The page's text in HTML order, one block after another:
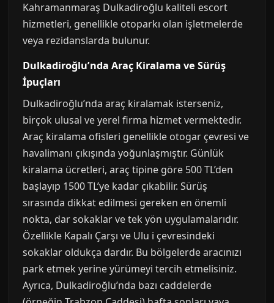
Kahramanmaraş Dulkadiroğlu kaliteli escort
hizmetleri, genellikle otoparkı olan işletmelerde
veya rezidanslarda bulunur.
Dulkadiroğlu’nda Araç Kiralama ve Sürüş
İpuçları
Dulkadiroğlu’nda araç kiralamak isterseniz,
birçok ulusal ve yerel firma hizmet vermektedir.
Araç kiralama ofisleri genellikle otogar çevresi ve
havalimanı çıkışında yoğunlaşmıştır. Günlük
kiralama ücretleri, araç tipine göre 500 TL’den
başlayıp 1500 TL’ye kadar çıkabilir. Sürüş
sırasında dikkat edilmesi gereken en önemli
nokta, dar sokaklar ve tek yön uygulamalarıdır.
Özellikle Kapalı Çarşı ve Ulu i çevresindeki
sokaklar oldukça dardır. Bu bölgelerde aracınızı
park etmek yerine yürümeyi tercih etmelisiniz.
Ayrıca, Dulkadiroğlu’nda bazı caddelerde